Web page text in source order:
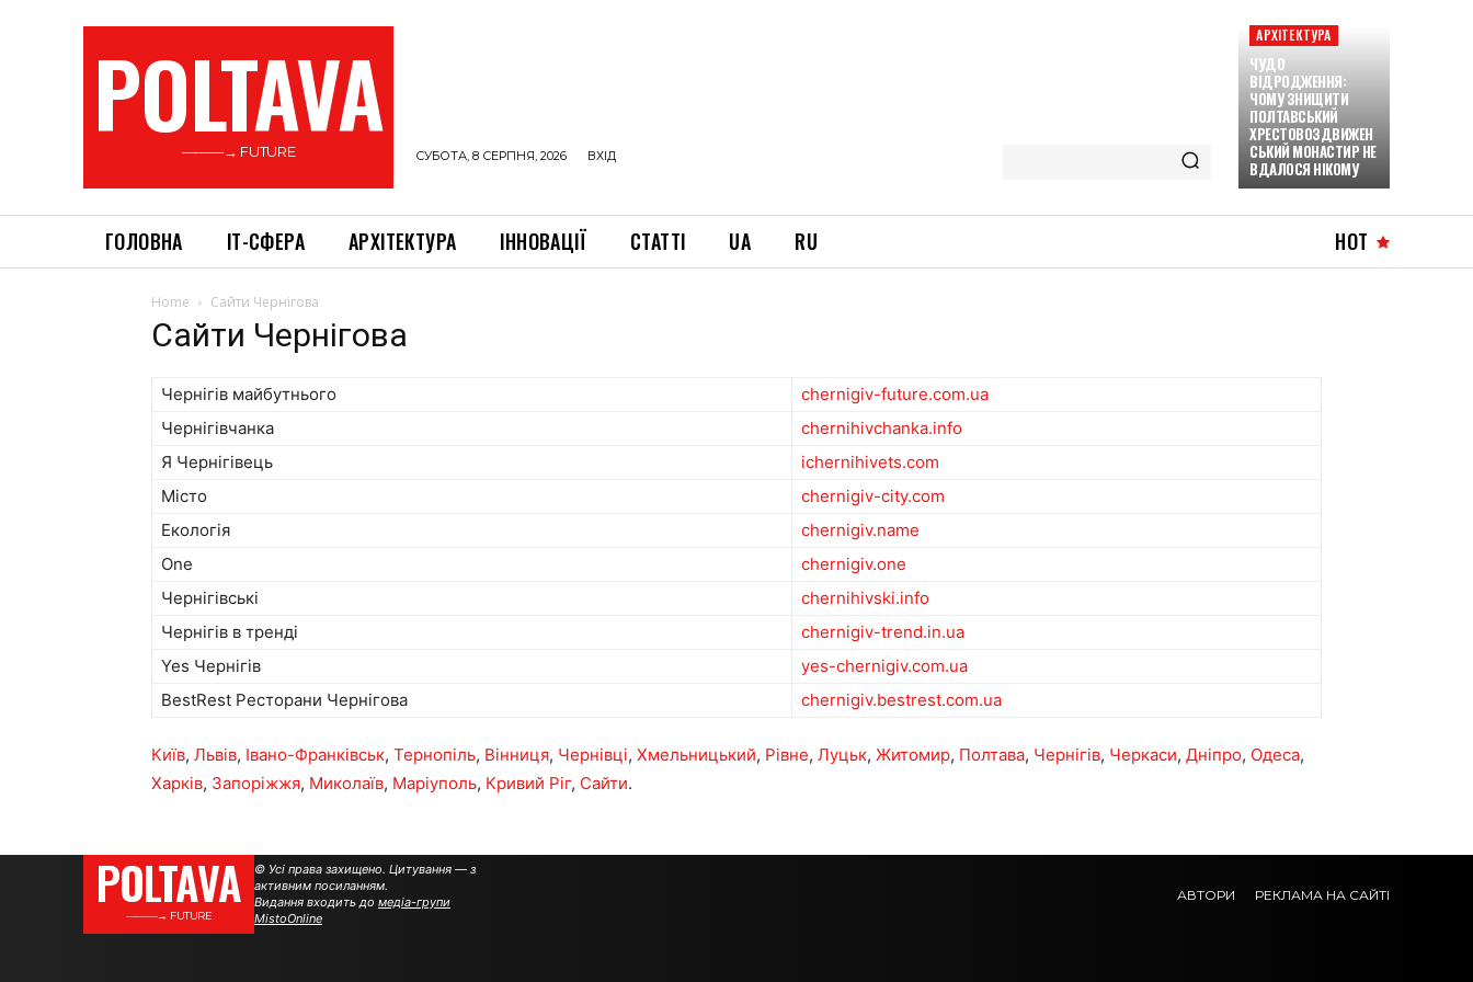
POLTAVA
———→ FUTURE СУБОТА, 8 СЕРПНЯ, 2026 ВХІД
АРХІТЕКТУРА
ЧУДО
ВІДРОДЖЕННЯ:
ЧОМУ ЗНИЩИТИ
ПОЛТАВСЬКИЙ
ХРЕСТОВОЗДВИЖЕН
СЬКИЙ МОНАСТИР НЕ
ВДАЛОСЯ НІКОМУ
ГОЛОВНА ІТ-СФЕРА АРХІТЕКТУРА ІННОВАЦІЇ СТАТТІ UA RU HOT
Home Сайти Чернігова
Сайти Чернігова
Чернігів майбутнього
chernigiv-future.com.ua
Чернігівчанка
chernihivchanka.info
Я Чернігівець
ichernihivets.com
Місто
chernigiv-city.com
Екологія
chernigiv.name
One
chernigiv.one
Чернігівські
chernihivski.info
Чернігів в тренді
chernigiv-trend.in.ua
Yes Чернігів
yes-chernigiv.com.ua
BestRest Ресторани Чернігова
chernigiv.bestrest.com.ua
Київ, Львів, Івано-Франківськ, Тернопіль, Вінниця, Чернівці, Хмельницький, Рівне, Луцьк, Житомир, Полтава, Чернігів, Черкаси, Дніпро, Одеса,
Харків, Запоріжжя, Миколаїв, Маріуполь, Кривий Ріг, Сайти.
POLTAVA
———→ FUTURE
© Усі права захищено. Цитування — з
активним посиланням.
Видання входить до медіа-групи
MistoOnline
АВТОРИ РЕКЛАМА НА САЙТІ